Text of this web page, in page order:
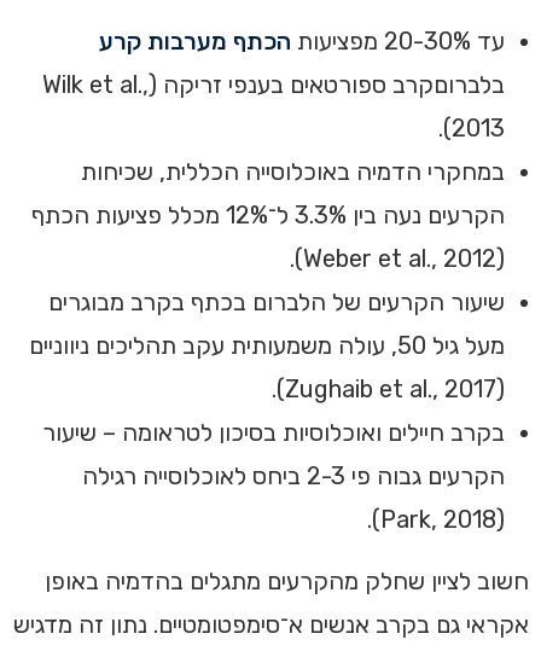
עד 20-30% מפציעות
הכתף מערבות קרע
בלברוםקרב ספורטאים בענפי זריקה (Wilk et al.,
2013).
במחקרי הדמיה באוכלוסייה הכללית, שכיחות
הקרעים נעה בין 3.3% ל־12% מכלל פציעות הכתף
(Weber et al., 2012).
שיעור הקרעים של הלברום בכתף בקרב מבוגרים
מעל גיל 50, עולה משמעותית עקב תהליכים ניווניים
(Zughaib et al., 2017).
בקרב חיילים ואוכלוסיות בסיכון לטראומה – שיעור
הקרעים גבוה פי 2-3 ביחס לאוכלוסייה רגילה
(Park, 2018).
חשוב לציין שחלק מהקרעים מתגלים בהדמיה באופן
אקראי גם בקרב אנשים א־סימפטומטיים. נתון זה מדגיש